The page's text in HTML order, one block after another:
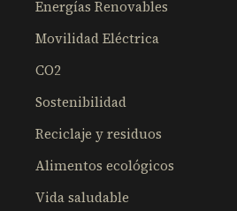
Energías Renovables
Movilidad Eléctrica
CO2
Sostenibilidad
Reciclaje y residuos
Alimentos ecológicos
Vida saludable